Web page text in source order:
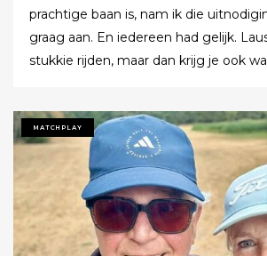
prachtige baan is, nam ik die
graag aan. En iedereen had gelijk.
stukkie rijden, maar dan krijg je ook
Tot ik uiteindelijk aankondigde dat ik
meer ging zeggen.
MATCHPLAY